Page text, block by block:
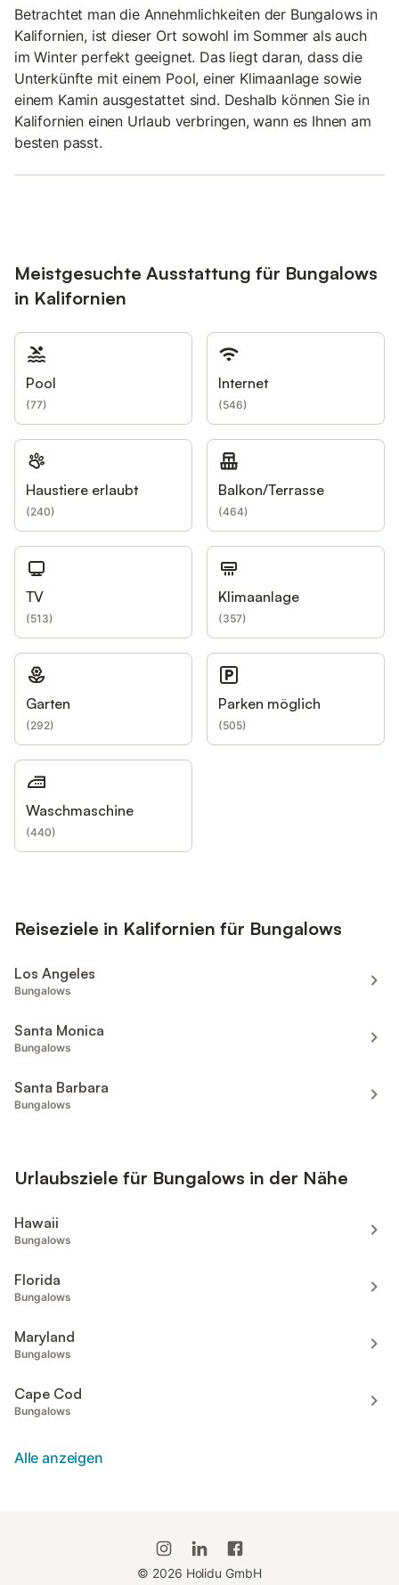
Betrachtet man die Annehmlichkeiten der Bungalows in
Kalifornien, ist dieser Ort sowohl im Sommer als auch
im Winter perfekt geeignet. Das liegt daran, dass die
Unterkünfte mit einem Pool, einer Klimaanlage sowie
einem Kamin ausgestattet sind. Deshalb können Sie in
Kalifornien einen Urlaub verbringen, wann es Ihnen am
besten passt.
Meistgesuchte Ausstattung für Bungalows
in Kalifornien
Pool
(77)
Internet
(546)
Haustiere erlaubt
(240)
Balkon/Terrasse
(464)
TV
(513)
Klimaanlage
(357)
Garten
(292)
Parken möglich
(505)
Waschmaschine
(440)
Reiseziele in Kalifornien für Bungalows
Los Angeles
Bungalows
Santa Monica
Bungalows
Santa Barbara
Bungalows
Urlaubsziele für Bungalows in der Nähe
Hawaii
Bungalows
Florida
Bungalows
Maryland
Bungalows
Cape Cod
Bungalows
Alle anzeigen
© 2026 Holidu GmbH